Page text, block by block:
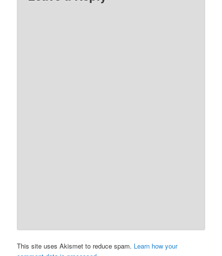
This site uses Akismet to reduce spam. Learn how your